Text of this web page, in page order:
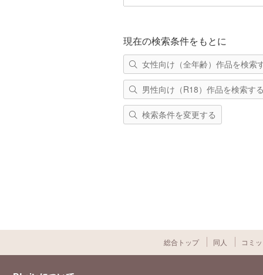
現在の検索条件をもとに
女性向け（全年齢）作品を検索
男性向け（R18）作品を検索す
検索条件を変更する
総合トップ 同人 コミ